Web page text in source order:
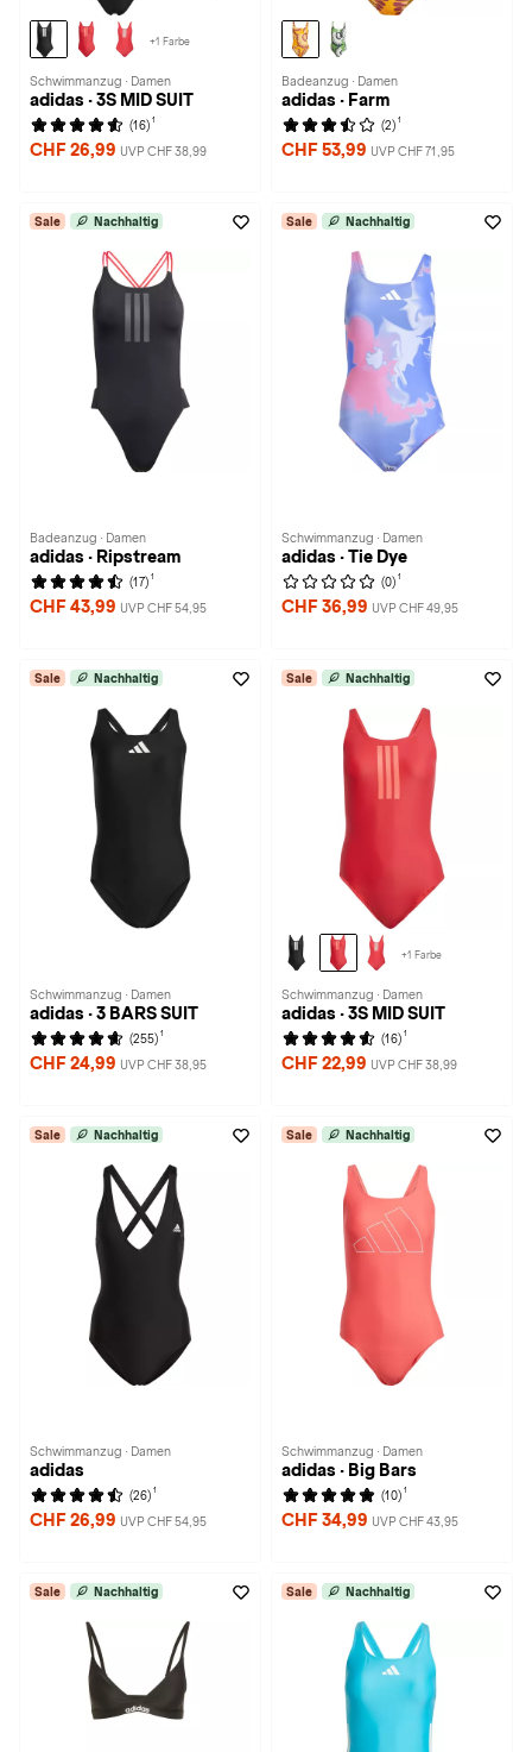
+1 Farbe
Schwimmanzug · Damen
adidas · 3S MID SUIT
(16) 1
CHF 26,99 UVP CHF 38,99
Badeanzug · Damen
adidas · Farm
(2) 1
CHF 53,99 UVP CHF 71,95
Sale Nachhaltig
Badeanzug · Damen
adidas · Ripstream
(17) 1
CHF 43,99 UVP CHF 54,95
Sale Nachhaltig
Schwimmanzug · Damen
adidas · Tie Dye
(0) 1
CHF 36,99 UVP CHF 49,95
Sale Nachhaltig
Schwimmanzug · Damen
adidas · 3 BARS SUIT
(255) 1
CHF 24,99 UVP CHF 38,95
Sale Nachhaltig
+1 Farbe
Schwimmanzug · Damen
adidas · 3S MID SUIT
(16) 1
CHF 22,99 UVP CHF 38,99
Sale Nachhaltig
Schwimmanzug · Damen
adidas
(26) 1
CHF 26,99 UVP CHF 54,95
Sale Nachhaltig
Schwimmanzug · Damen
adidas · Big Bars
(10) 1
CHF 34,99 UVP CHF 43,95
Sale Nachhaltig Sale Nachhaltig